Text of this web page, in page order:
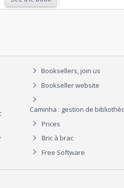
Booksellers, join us
Bookseller website
Caminha : gestion de
Prices
Bric à brac
Free Software